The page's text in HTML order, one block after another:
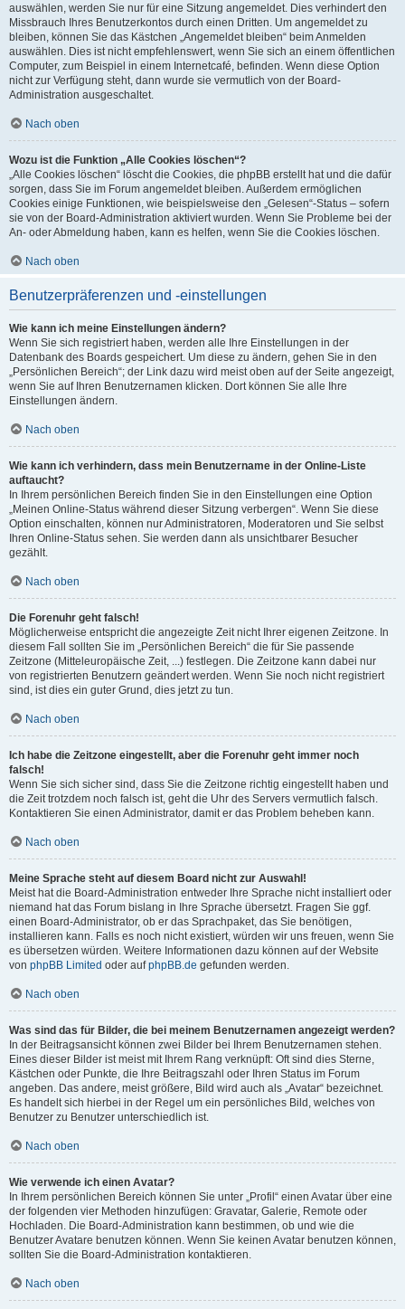
auswählen, werden Sie nur für eine Sitzung angemeldet. Dies verhindert den
Missbrauch Ihres Benutzerkontos durch einen Dritten. Um angemeldet zu
bleiben, können Sie das Kästchen „Angemeldet bleiben“ beim Anmelden
auswählen. Dies ist nicht empfehlenswert, wenn Sie sich an einem öffentlichen
Computer, zum Beispiel in einem Internetcafé, befinden. Wenn diese Option
nicht zur Verfügung steht, dann wurde sie vermutlich von der Board-
Administration ausgeschaltet.
Nach oben
Wozu ist die Funktion „Alle Cookies löschen“?
„Alle Cookies löschen“ löscht die Cookies, die phpBB erstellt hat und die dafür
sorgen, dass Sie im Forum angemeldet bleiben. Außerdem ermöglichen
Cookies einige Funktionen, wie beispielsweise den „Gelesen“-Status – sofern
sie von der Board-Administration aktiviert wurden. Wenn Sie Probleme bei der
An- oder Abmeldung haben, kann es helfen, wenn Sie die Cookies löschen.
Nach oben
Benutzerpräferenzen und -einstellungen
Wie kann ich meine Einstellungen ändern?
Wenn Sie sich registriert haben, werden alle Ihre Einstellungen in der
Datenbank des Boards gespeichert. Um diese zu ändern, gehen Sie in den
„Persönlichen Bereich“; der Link dazu wird meist oben auf der Seite angezeigt,
wenn Sie auf Ihren Benutzernamen klicken. Dort können Sie alle Ihre
Einstellungen ändern.
Nach oben
Wie kann ich verhindern, dass mein Benutzername in der Online-Liste
auftaucht?
In Ihrem persönlichen Bereich finden Sie in den Einstellungen eine Option
„Meinen Online-Status während dieser Sitzung verbergen“. Wenn Sie diese
Option einschalten, können nur Administratoren, Moderatoren und Sie selbst
Ihren Online-Status sehen. Sie werden dann als unsichtbarer Besucher
gezählt.
Nach oben
Die Forenuhr geht falsch!
Möglicherweise entspricht die angezeigte Zeit nicht Ihrer eigenen Zeitzone. In
diesem Fall sollten Sie im „Persönlichen Bereich“ die für Sie passende
Zeitzone (Mitteleuropäische Zeit, ...) festlegen. Die Zeitzone kann dabei nur
von registrierten Benutzern geändert werden. Wenn Sie noch nicht registriert
sind, ist dies ein guter Grund, dies jetzt zu tun.
Nach oben
Ich habe die Zeitzone eingestellt, aber die Forenuhr geht immer noch
falsch!
Wenn Sie sich sicher sind, dass Sie die Zeitzone richtig eingestellt haben und
die Zeit trotzdem noch falsch ist, geht die Uhr des Servers vermutlich falsch.
Kontaktieren Sie einen Administrator, damit er das Problem beheben kann.
Nach oben
Meine Sprache steht auf diesem Board nicht zur Auswahl!
Meist hat die Board-Administration entweder Ihre Sprache nicht installiert oder
niemand hat das Forum bislang in Ihre Sprache übersetzt. Fragen Sie ggf.
einen Board-Administrator, ob er das Sprachpaket, das Sie benötigen,
installieren kann. Falls es noch nicht existiert, würden wir uns freuen, wenn Sie
es übersetzen würden. Weitere Informationen dazu können auf der Website
von phpBB Limited oder aufphpBB.de gefunden werden.
Nach oben
Was sind das für Bilder, die bei meinem Benutzernamen angezeigt werden?
In der Beitragsansicht können zwei Bilder bei Ihrem Benutzernamen stehen.
Eines dieser Bilder ist meist mit Ihrem Rang verknüpft: Oft sind dies Sterne,
Kästchen oder Punkte, die Ihre Beitragszahl oder Ihren Status im Forum
angeben. Das andere, meist größere, Bild wird auch als „Avatar“ bezeichnet.
Es handelt sich hierbei in der Regel um ein persönliches Bild, welches von
Benutzer zu Benutzer unterschiedlich ist.
Nach oben
Wie verwende ich einen Avatar?
In Ihrem persönlichen Bereich können Sie unter „Profil“ einen Avatar über eine
der folgenden vier Methoden hinzufügen: Gravatar, Galerie, Remote oder
Hochladen. Die Board-Administration kann bestimmen, ob und wie die
Benutzer Avatare benutzen können. Wenn Sie keinen Avatar benutzen können,
sollten Sie die Board-Administration kontaktieren.
Nach oben